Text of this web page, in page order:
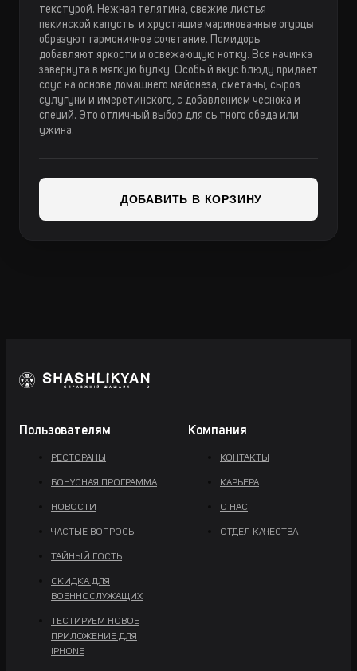
текстурой. Нежная телятина, свежие листья
пекинской капусты и хрустящие маринованные огурцы
образуют гармоничное сочетание. Помидоры
добавляют яркости и освежающую нотку. Вся начинка
завернута в мягкую булку. Особый вкус блюду придает
соус на основе домашнего майонеза, сметаны, сыров
сулугуни и имеретинского, с добавлением чеснока и
специй. Это отличный выбор для сытного обеда или
ужина.
ДОБАВИТЬ В КОРЗИНУ
Пользователям
РЕСТОРАНЫ
БОНУСНАЯ ПРОГРАММА
НОВОСТИ
ЧАСТЫЕ ВОПРОСЫ
ТАЙНЫЙ ГОСТЬ
СКИДКА ДЛЯ
ВОЕННОСЛУЖАЩИХ
ТЕСТИРУЕМ НОВОЕ
ПРИЛОЖЕНИЕ ДЛЯ
IPHONE
Компания
КОНТАКТЫ
КАРЬЕРА
О НАС
ОТДЕЛ КАЧЕСТВА